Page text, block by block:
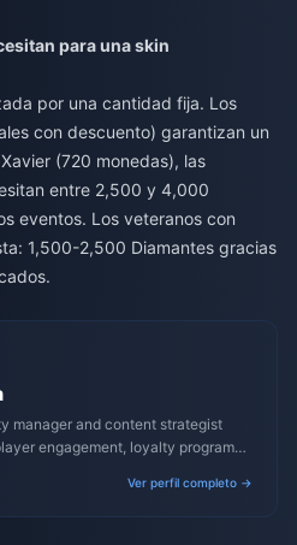
para una skin
por una cantidad fija. Los
con descuento) garantizan un
(720 monedas), las
entre 2,500 y 4,000
eventos. Los veteranos con
1,500-2,500 Diamantes gracias
manager and content strategist
engagement, loyalty programs,
Ver perfil completo →